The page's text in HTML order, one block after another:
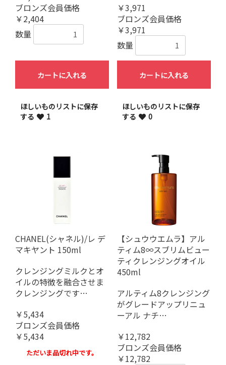
ブロンズ会員価格
￥2,404
数量
カートに入れる
ほしいものリストに保存
する
1
￥3,971
ブロンズ会員価格
￥3,971
数量
カートに入れる
ほしいものリストに保存
する
0
CHANEL(シャネル)/レ デ
マキヤント 150ml
クレンジングミルクとオ
イルの特徴を融合させま
クレンジングです…
￥5,434
ブロンズ会員価格
￥5,434
ただいま品切れ中です。
【シュウウエムラ】アル
ティム8∞スブリムビュー
ティクレンジングオイル
450ml
アルティム8クレンジング
がグレードアップリニュ
ーアル ナチ…
￥12,782
ブロンズ会員価格
￥12,782
お買い物を続ける カートへ進む